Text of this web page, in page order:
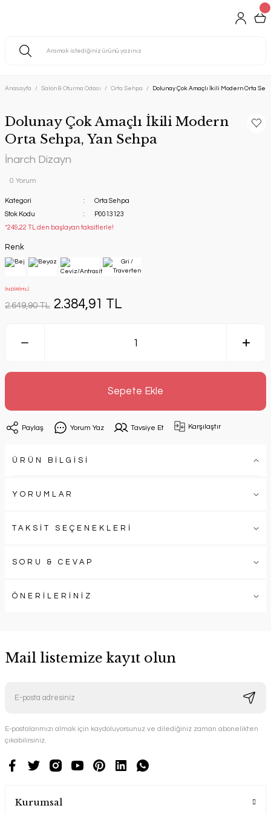
Anasayfa Salon & Oturma Odası Orta Sehpa Dolunay Çok Amaçlı İkili Modern Orta
Dolunay Çok Amaçlı İkili Modern
Orta Sehpa, Yan Sehpa
İnarch Dizayn
0 Yorum
Kategori
Orta Sehpa
Stok Kodu
P0013123
*249,22 TL den başlayan taksitlerle!
Renk
İNDİRİMLİ
2.649,90 TL 2.384,91 TL
Sepete Ekle
Paylaş Yorum Yaz Tavsiye Et Karşılaştır
ÜRÜN BİLGİSİ
YORUMLAR
TAKSİT SEÇENEKLERİ
SORU & CEVAP
ÖNERİLERİNİZ
Mail listemize kayıt olun
E-postalarımızı almak için kaydoluyorsunuz ve dilediğiniz zaman abonelikten
çıkabilirsiniz.
Kurumsal